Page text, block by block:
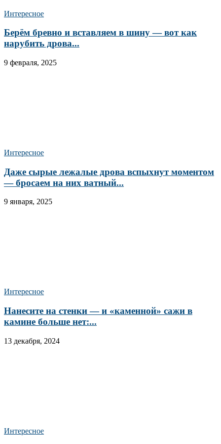
Интересное
Берём бревно и вставляем в шину — вот как
нарубить дрова...
9 февраля, 2025
Интересное
Даже сырые лежалые дрова вспыхнут моментом
— бросаем на них ватный...
9 января, 2025
Интересное
Нанесите на стенки — и «каменной» сажи в
камине больше нет:...
13 декабря, 2024
Интересное